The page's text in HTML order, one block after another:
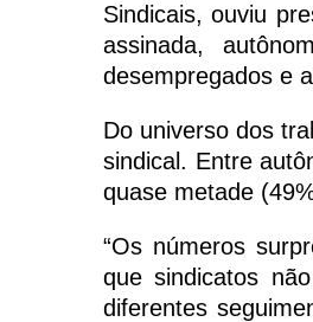
Sindicais, ouviu
assinada,
desempregados e
Do universo dos
sindical. Entre
quase metade
“Os números
que sindicatos
diferentes